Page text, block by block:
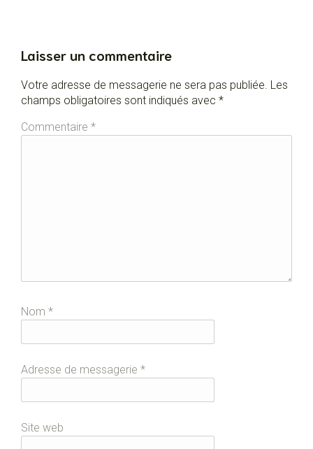
Laisser un commentaire
Votre adresse de messagerie ne sera pas publiée. Les
champs obligatoires sont indiqués avec *
Commentaire *
Nom *
Adresse de messagerie *
Site web